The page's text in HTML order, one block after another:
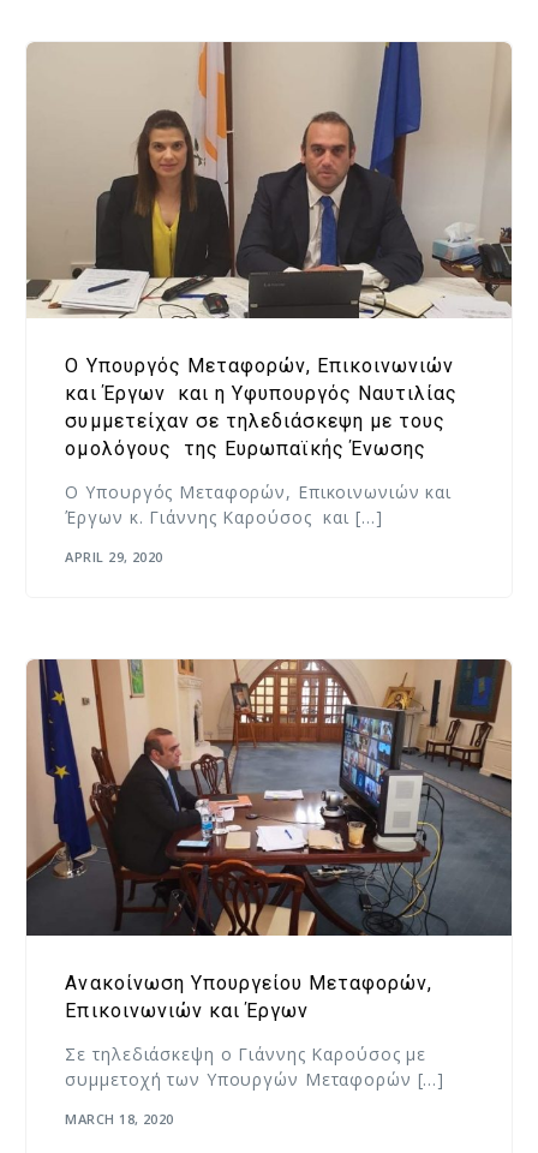
Ο Υπουργός Μεταφορών, Επικοινωνιών
και Έργων και η Υφυπουργός Ναυτιλίας
συμμετείχαν σε τηλεδιάσκεψη με τους
ομολόγους της Ευρωπαϊκής Ένωσης
Ο Υπουργός Μεταφορών, Επικοινωνιών και
Έργων κ. Γιάννης Καρούσος και […]
APRIL 29, 2020
Ανακοίνωση Υπουργείου Μεταφορών,
Επικοινωνιών και Έργων
Σε τηλεδιάσκεψη ο Γιάννης Καρούσος με
συμμετοχή των Υπουργών Μεταφορών […]
MARCH 18, 2020